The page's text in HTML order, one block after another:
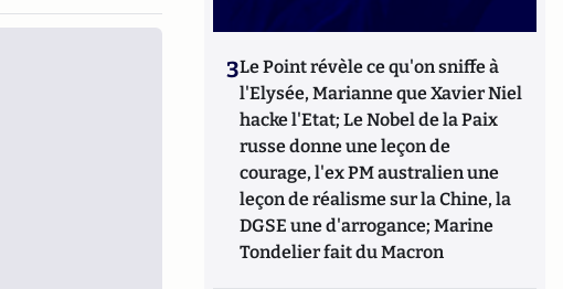
3Le Point révèle ce qu'on sniffe à
l'Elysée, Marianne que Xavier Niel
hacke l'Etat; Le Nobel de la Paix
russe donne une leçon de
courage, l'ex PM australien une
leçon de réalisme sur la Chine, la
DGSE une d'arrogance; Marine
Tondelier fait du Macron